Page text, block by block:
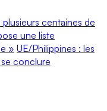
centaines de
une liste
» UE/Philippines : les
conclure